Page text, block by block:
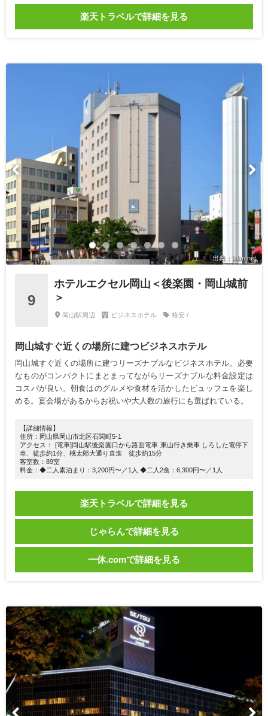
楽天トラベルで詳細を見る
出典：jalan.net
9
ホテルエクセル岡山＜後楽園・岡山城前
＞
岡山駅周辺 ビジネスホテル 格安 /
岡山城すぐ近くの場所に建つビジネスホテル
岡山城すぐ近くの場所に建つリーズナブルなビジネスホテル。必要
なものがコンパクトにまとまってながらリーズナブルな料金設定は
コスパが良い。朝食はのグルメや食材を活かしたビュッフェを楽し
める。宴会場があるからお祝いや大人数の旅行にも選ばれている。
【詳細情報】
住所：岡山県岡山市北区石関町5-1
アクセス： [電車]岡山駅後楽園口から路面電車 東山行き乗車 しろした電停下
車、徒歩約1分、桃太郎大通り直進 徒歩約15分
客室数：89室
料金：◆二人素泊まり：3,200円〜／1人 ◆二人2食：6,300円〜／1人
楽天トラベルで詳細を見る
じゃらんで詳細を見る
一休.comで詳細を見る